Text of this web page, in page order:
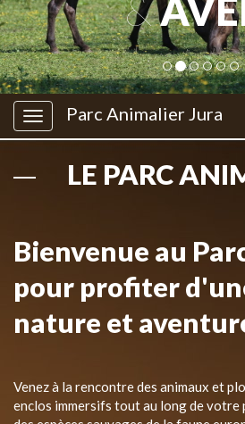
&
Parc Animalier Jura
LE PARC
Bienvenue au
pour profiter
nature et
Venez à la rencontre des animaux et
enclos immersifs tout au long de votre